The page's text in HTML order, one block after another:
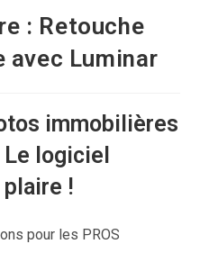
: Retouche
Luminar
immobilières
logiciel
plaire !
pour les PROS